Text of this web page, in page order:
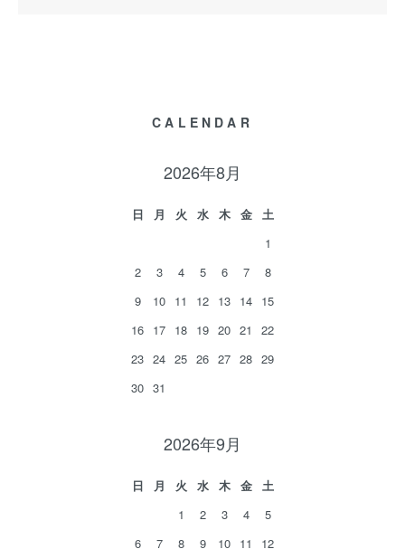
CALENDAR
2026年8月
日 月 火 水 木 金
土
1
2
3 4 5 6 7
8
9
10 11 12 13 14 15
16 17 18 19 20 21
22
23 24 25 26 27 28 29
30 31
2026年9月
日 月 火 水 木 金
土
1
2 3 4
5
6
7 8 9 10 11
12